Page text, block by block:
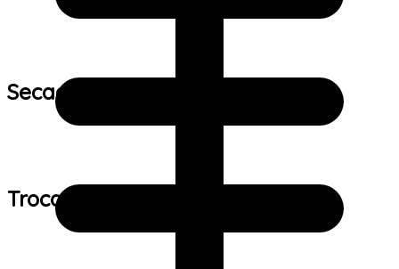
Secagem:
Trocas e devoluções: